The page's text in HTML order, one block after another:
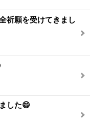
祈願を受けてきまし
した😄